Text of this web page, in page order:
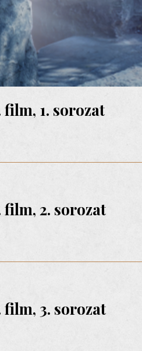
film, 1. sorozat
film, 2. sorozat
film, 3. sorozat